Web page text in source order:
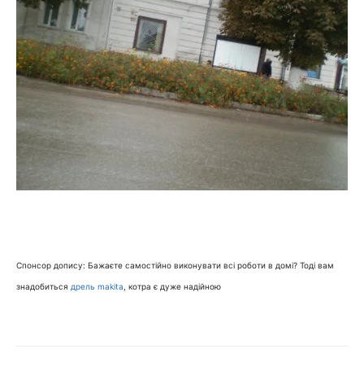
Спонсор допису: Бажаєте самостійно виконувати всі роботи в домі? Тоді вам
знадобиться дрель makita , котра є дуже надійною